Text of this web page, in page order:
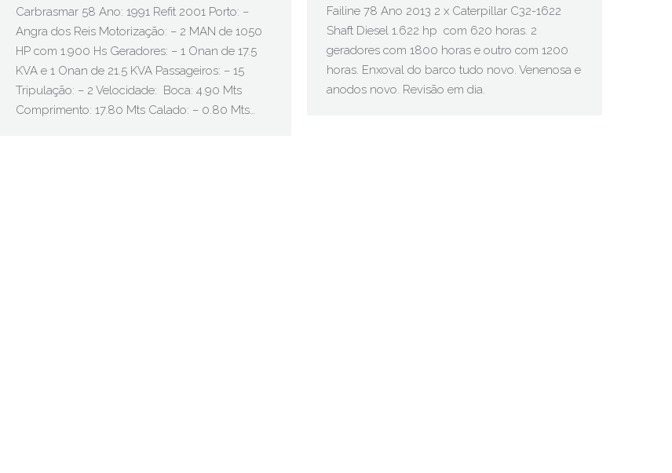
Failine 78 Ano 2013 2 x Caterpillar C32-1622
Shaft Diesel 1.622 hp com 620 horas. 2
geradores com 1800 horas e outro com 1200
horas. Enxoval do barco tudo novo. Venenosa e
anodos novo. Revisão em dia.
Carbrasmar 58 Ano: 1991 Refit 2001 Porto: –
Angra dos Reis Motorização: – 2 MAN de 1050
HP com 1.900 Hs Geradores: – 1 Onan de 17.5
KVA e 1 Onan de 21.5 KVA Passageiros: – 15
Tripulação: – 2 Velocidade: Boca: 4.90 Mts
Comprimento: 17.80 Mts Calado: – 0.80 Mts…